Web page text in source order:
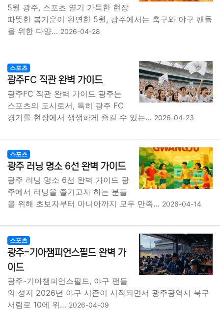
5월 광주, 스포츠 열기 가득한 현장
따뜻한 봄기운이 완연한 5월, 광주에서는 축구와 야구 팬들
을 위한 다양… 2026-04-28
스포츠
광주FC 직관 완벽 가이드
광주FC 직관 완벽 가이드 광주는
스포츠의 도시로서, 특히 광주 FC
경기를 현장에서 생생하게 즐길 수 있는… 2026-04-23
스포츠
광주 러닝 명소 6선 완벽 가이드
광주 러닝 명소 6선 완벽 가이드 광
주에서 러닝을 즐기고자 하는 분들
을 위해 초보자부터 마니아까지 모두 만족… 2026-04-14
스포츠
광주-기아챔피언스필드 완벽 가
이드
광주-기아챔피언스필드, 야구 팬들
의 성지 2026년 야구 시즌이 시작되면서 광주광역시 북구
서림로 10에 위… 2026-04-09